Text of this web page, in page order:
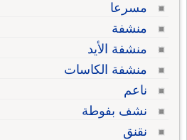
مسرعا
منشفة
منشفة الأيد
منشفة الكاسات
ناعم
نشف بفوطة
نقنق